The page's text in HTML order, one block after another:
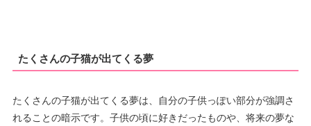
たくさんの子猫が出てくる夢
たくさんの子猫が出てくる夢は、自分の子供っぽい部分が強調さ
れることの暗示です。子供の頃に好きだったものや、将来の夢な